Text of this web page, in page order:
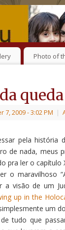
Photo of
queda
7, 2009- 3:02 PM |
pela história
de nada, meus
pra ler o capítulo
o maravilhoso
a visão de um
up in the
um
tudo que